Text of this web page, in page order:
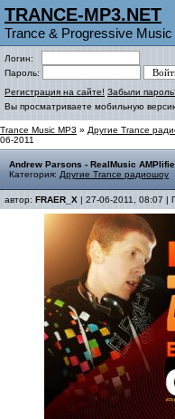
TRANCE-MP3.NET
Trance & Progressive
Логин:
Пароль:
Регистрация на сайте! Забыли
Вы просматриваете мобильную
Trance Music MP3 » Другие Trance
06-2011
Andrew Parsons - RealMusic
Категория: Другие Trance радиошоу
автор: FRAER_X | 27-06-2011, 08:07 |